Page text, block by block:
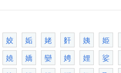
姣 姤 姥 姧 姨 姫
嬈 嬌 孌 娉 娌 娑